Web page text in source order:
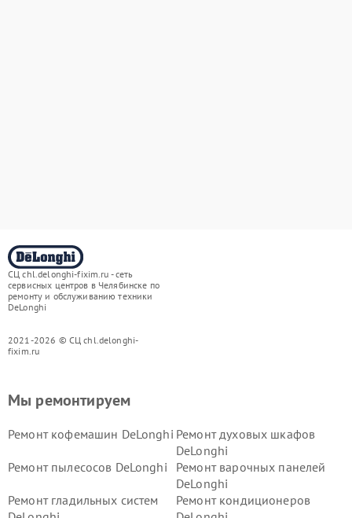
СЦ chl.delonghi-fixim.ru - сеть
сервисных центров в Челябинске по
ремонту и обслуживанию техники
DeLonghi
2021-2026 © СЦ chl.delonghi-
fixim.ru
Мы ремонтируем
Ремонт кофемашин DeLonghi Ремонт духовых шкафов
DeLonghi
Ремонт пылесосов DeLonghi
Ремонт варочных панелей
DeLonghi
Ремонт гладильных систем
Ремонт кондиционеров